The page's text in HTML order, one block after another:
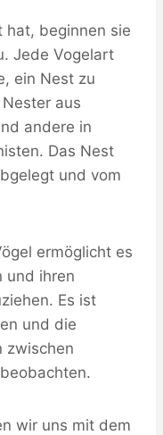
hat, beginnen sie
Jede Vogelart
ein Nest zu
aus
andere in
Das Nest
und vom
ermöglicht es
und ihren
Es ist
und die
zwischen
wir uns mit dem